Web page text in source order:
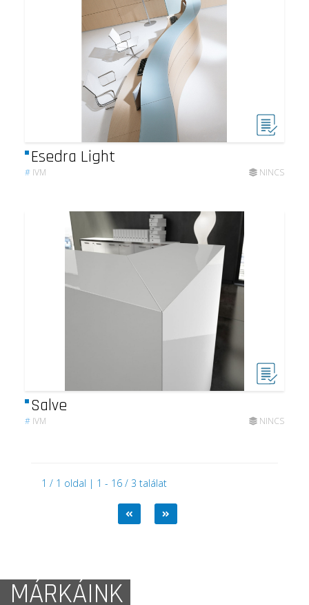
Esedra Light
# IVM NINCS
Salve
# IVM NINCS
1 / 1 oldal | 1 - 16 / 3 találat
MÁRKÁINK